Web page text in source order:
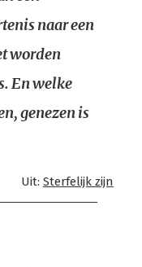
naar een
worden
En welke
genezen is
Uit: Sterfelijk zijn